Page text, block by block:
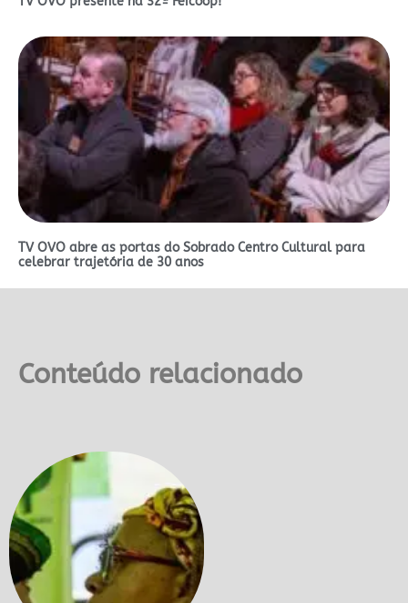
TV OVO abre as portas do Sobrado Centro Cultural para
celebrar trajetória de 30 anos
Conteúdo relacionado